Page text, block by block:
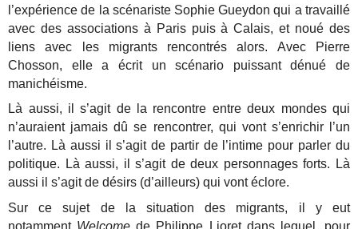
l’expérience de la scénariste Sophie Gueydon qui a travaillé
avec des associations à Paris puis à Calais, et noué des
liens avec les migrants rencontrés alors. Avec Pierre
Chosson, elle a écrit un scénario puissant dénué de
manichéisme.
Là aussi, il s’agit de la rencontre entre deux mondes qui
n’auraient jamais dû se rencontrer, qui vont s’enrichir l’un
l’autre. Là aussi il s’agit de partir de l’intime pour parler du
politique. Là aussi, il s’agit de deux personnages forts. Là
aussi il s’agit de désirs (d’ailleurs) qui vont éclore.
Sur ce sujet de la situation des migrants, il y eut
notammentWelcomede Philippe Lioret dans lequel, pour